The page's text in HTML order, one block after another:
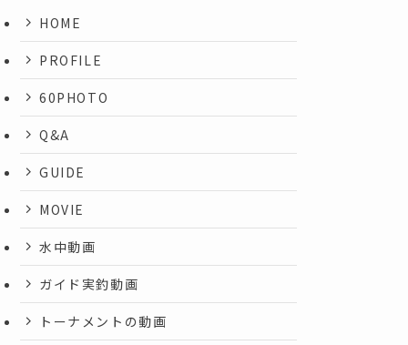
HOME
PROFILE
60PHOTO
Q&A
GUIDE
MOVIE
水中動画
ガイド実釣動画
トーナメントの動画